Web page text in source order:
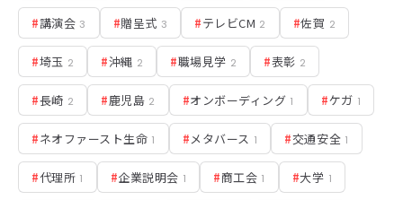
#講演会 3 #贈呈式 3 #テレビCM 2 #佐賀 2
#埼玉 2 #沖縄 2 #職場見学 2 #表彰 2
#長崎 2 #鹿児島 2 #オンボーディング 1 #ケガ 1
#ネオファースト生命 1 # メタバース 1 #交通安全 1
#代理所 1 #企業説明会 1 #商工会 1 #大学 1